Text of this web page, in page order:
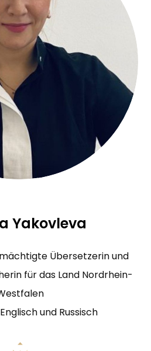
Yakovleva
Übersetzerin und
für das Land Nordrhein-
und Russisch